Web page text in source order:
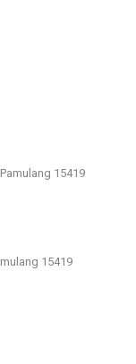
15419
15419